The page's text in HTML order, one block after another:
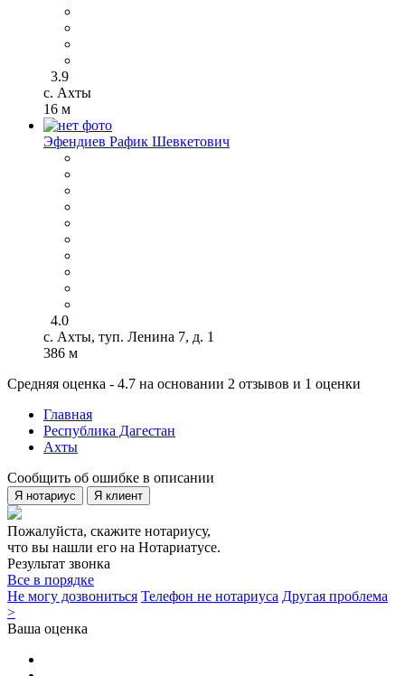
3.9
с. Ахты
16 м
Эфендиев Рафик Шевкетович
4.0
с. Ахты, туп. Ленина 7, д. 1
386 м
Средняя оценка - 4.7 на основании 2 отзывов и 1 оценки
Главная
Республика Дагестан
Ахты
Сообщить об ошибке в описании
Я нотариус Я клиент
Пожалуйста, скажите нотариусу,
что вы нашли его на Нотариатусе.
Результат звонка
Все в порядке
Не могу дозвониться Телефон не нотариуса Другая проблема
>
Ваша оценка